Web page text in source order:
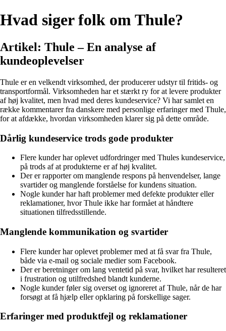
Hvad siger folk om Thule?
Artikel: Thule – En analyse af
kundeoplevelser
Thule er en velkendt virksomhed, der producerer udstyr til fritids- og
transportformål. Virksomheden har et stærkt ry for at levere produkter
af høj kvalitet, men hvad med deres kundeservice? Vi har samlet en
række kommentarer fra danskere med personlige erfaringer med Thule,
for at afdække, hvordan virksomheden klarer sig på dette område.
Dårlig kundeservice trods gode produkter
Flere kunder har oplevet udfordringer med Thules kundeservice,
på trods af at produkterne er af høj kvalitet.
Der er rapporter om manglende respons på henvendelser, lange
svartider og manglende forståelse for kundens situation.
Nogle kunder har haft problemer med defekte produkter eller
reklamationer, hvor Thule ikke har formået at håndtere
situationen tilfredsstillende.
Manglende kommunikation og svartider
Flere kunder har oplevet problemer med at få svar fra Thule,
både via e-mail og sociale medier som Facebook.
Der er beretninger om lang ventetid på svar, hvilket har resulteret
i frustration og utilfredshed blandt kunderne.
Nogle kunder føler sig overset og ignoreret af Thule, når de har
forsøgt at få hjælp eller opklaring på forskellige sager.
Erfaringer med produktfejl og reklamationer